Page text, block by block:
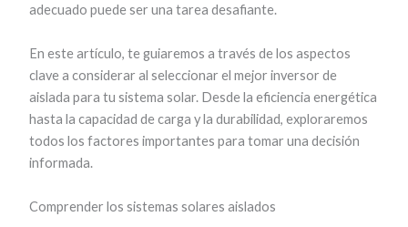
adecuado puede ser una tarea desafiante.
En este artículo, te guiaremos a través de los aspectos
clave a considerar al seleccionar el mejor inversor de
aislada para tu sistema solar. Desde la eficiencia energética
hasta la capacidad de carga y la durabilidad, exploraremos
todos los factores importantes para tomar una decisión
informada.
Comprender los sistemas solares aislados